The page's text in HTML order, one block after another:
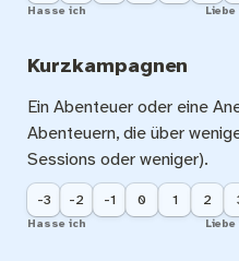
Hasse ich Liebe
Kurzkampagnen
Ein Abenteuer oder eine
Abenteuern, die über
Sessions oder weniger).
-3 -2 -1 0 1 2
Hasse ich Liebe